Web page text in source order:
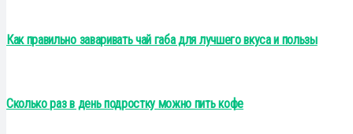
Как правильно заваривать чай габа для лучшего вкуса и пользы
Сколько раз в день подростку можно пить кофе